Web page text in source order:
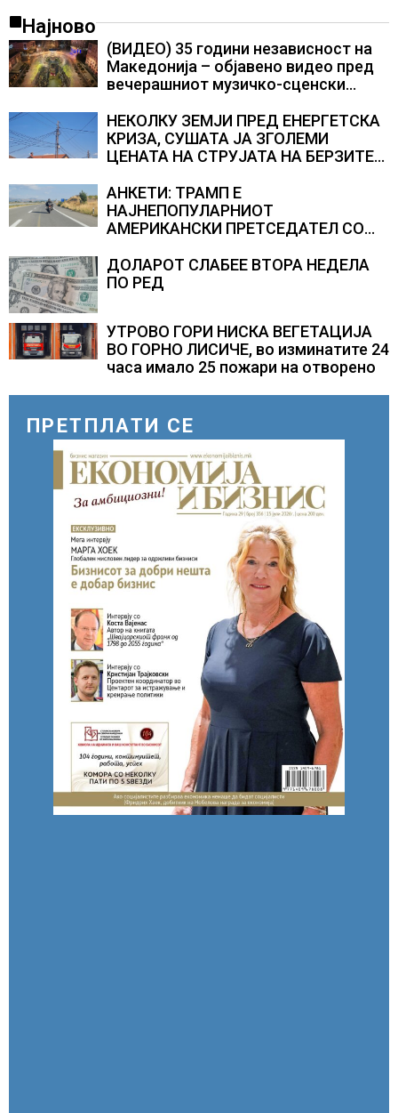
Најново
(ВИДЕО) 35 години независност на
Македонија – објавено видео пред
вечерашниот музичко-сценски
НЕКОЛКУ ЗЕМЈИ ПРЕД ЕНЕРГЕТСКА
КРИЗА, СУШАТА ЈА ЗГОЛЕМИ
ЦЕНАТА НА СТРУЈАТА НА БЕРЗИТЕ
АНКЕТИ: ТРАМП Е
НАЈНЕПОПУЛАРНИОТ
АМЕРИКАНСКИ ПРЕТСЕДАТЕЛ СО
резултатите од последните анкети
ДОЛАРОТ СЛАБЕЕ ВТОРА НЕДЕЛА
ПО РЕД
УТРОВО ГОРИ НИСКА ВЕГЕТАЦИЈА
ВО ГОРНО ЛИСИЧЕ, во изминатите 24
часа имало 25 пожари на отворено
ПРЕТПЛАТИ СЕ